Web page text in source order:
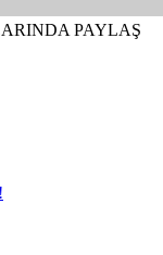
PAYLAŞ